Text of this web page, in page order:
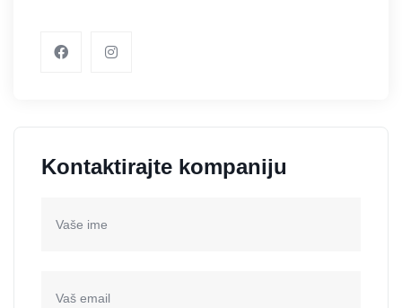
Kontaktirajte kompaniju